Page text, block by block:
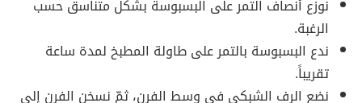
نوزع أنصاف التمر على البسبوسة بشكل متناسق حسب
الرغبة.
ندع البسبوسة بالتمر على طاولة المطبخ لمدة ساعة
تقريباً.
نضع الرف الشبكي في وسط الفرن، ثمّ نسخن الفرن إلى